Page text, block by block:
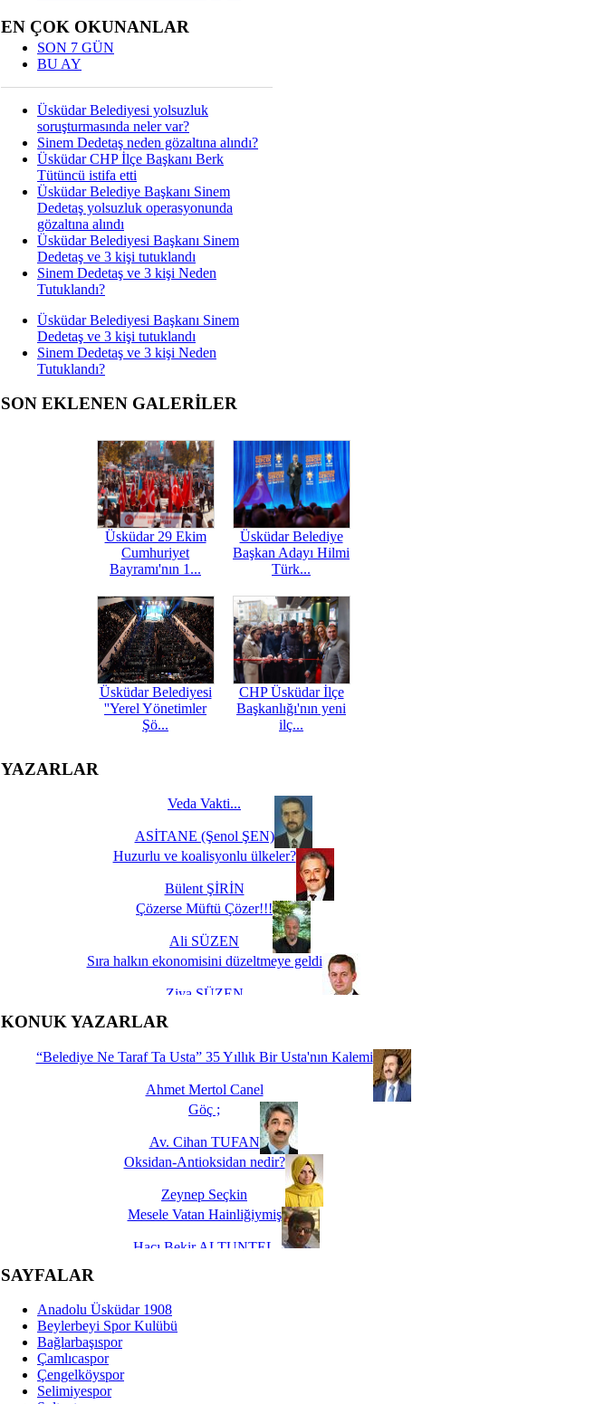
EN ÇOK OKUNANLAR
SON 7 GÜN
BU AY
Üsküdar Belediyesi yolsuzluk
soruşturmasında neler var?
Sinem Dedetaş neden gözaltına alındı?
Üsküdar CHP İlçe Başkanı Berk
Tütüncü istifa etti
Üsküdar Belediye Başkanı Sinem
Dedetaş yolsuzluk operasyonunda
gözaltına alındı
Üsküdar Belediyesi Başkanı Sinem
Dedetaş ve 3 kişi tutuklandı
Sinem Dedetaş ve 3 kişi Neden
Tutuklandı?
Üsküdar Belediyesi Başkanı Sinem
Dedetaş ve 3 kişi tutuklandı
Sinem Dedetaş ve 3 kişi Neden
Tutuklandı?
SON EKLENEN GALERİLER
Üsküdar 29 Ekim
Cumhuriyet
Bayramı'nın 1...
Üsküdar Belediye
Başkan Adayı Hilmi
Türk...
Üsküdar Belediyesi
''Yerel Yönetimler
Şö...
CHP Üsküdar İlçe
Başkanlığı'nın yeni
ilç...
YAZARLAR
Veda Vakti...
ASİTANE (Şenol ŞEN)
Huzurlu ve koalisyonlu ülkeler?
Bülent ŞİRİN
Çözerse Müftü Çözer!!!
Ali SÜZEN
Sıra halkın ekonomisini düzeltmeye geldi
Ziya SÜZEN
İşte Biz buyuz...
KONUK YAZARLAR
“Belediye Ne Taraf Ta Usta” 35 Yıllık Bir Usta'nın Kalemi
Ahmet Mertol Canel
Göç ;
Av. Cihan TUFAN
Oksidan-Antioksidan nedir?
Zeynep Seçkin
Mesele Vatan Hainliğiymiş
Hacı Bekir ALTUNTEL
Dünya Fani, Ama Kısa Bir Süre De Olsa Burdayız
Hukukun Adaleti Kalmadı Üstadım!
SAYFALAR
Anadolu Üsküdar 1908
Beylerbeyi Spor Kulübü
Bağlarbaşıspor
Çamlıcaspor
Çengelköyspor
Selimiyespor